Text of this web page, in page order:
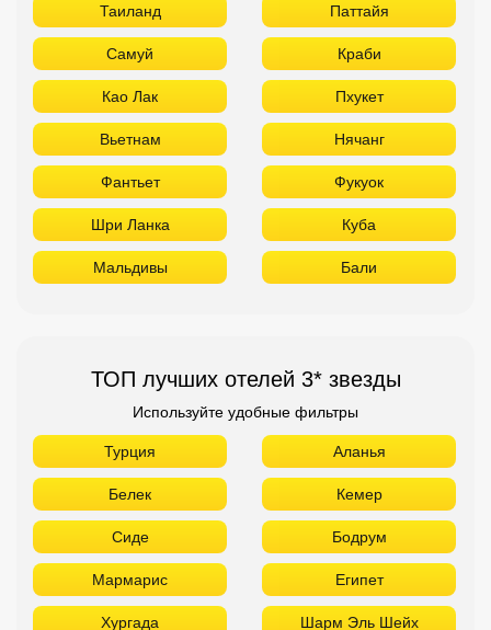
Таиланд Паттайя
Самуй Краби
Као Лак Пхукет
Вьетнам Нячанг
Фантьет Фукуок
Шри Ланка Куба
Мальдивы Бали
ТОП лучших отелей 3* звезды
Используйте удобные фильтры
Турция Аланья
Белек Кемер
Сиде Бодрум
Мармарис Египет
Хургада Шарм Эль Шейх